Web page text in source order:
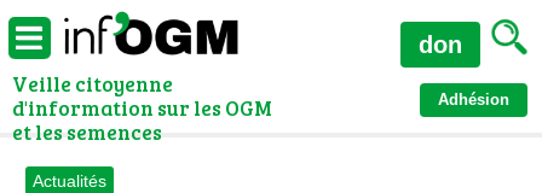
Veille citoyenne
d'information sur les OGM
et les semences
Adhésion
don
Actualités